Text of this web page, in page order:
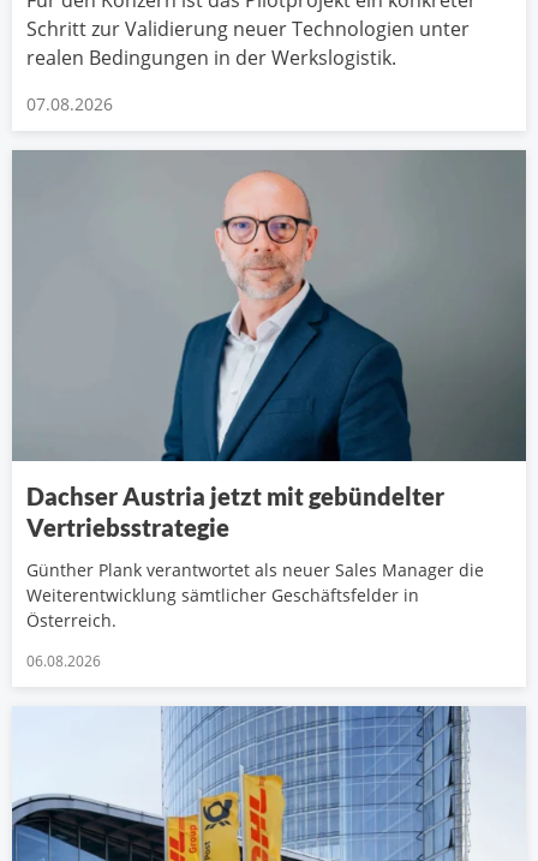
Schritt zur Validierung neuer Technologien unter
realen Bedingungen in der Werkslogistik.
07.08.2026
Dachser Austria jetzt mit gebündelter
Vertriebsstrategie
Günther Plank verantwortet als neuer Sales Manager die
Weiterentwicklung sämtlicher Geschäftsfelder in
Österreich.
06.08.2026